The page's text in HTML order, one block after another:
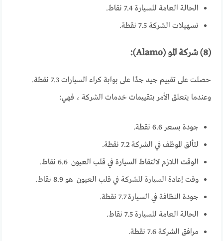
الحالة العامة للسيارة 7.4 نقاط.
تسهيلات الشركة 7.5 نقطة.
(8) شركة المو (Alamo):
حصلت على تقييم جيد جدًا على بوابة كراء السيارات 7.3 نقطة.
وعندما يتعلق الأمر بتقييمات خدمات الشركة ، فهي:
جودة بسعر 6.6 نقطة.
لتألق الموظف في الشركة 7.2 نقطة.
الوقت اللازم لالتقاط السيارة في قلب العيون 6.6 نقاط.
وقت إعادة السيارة للشركة في قلب العيون هو 8.9 نقاط.
جودة النظافة في السيارة 7.7 نقطة.
الحالة العامة للسيارة 7.5 نقاط.
مرافق الشركة 7.6 نقطة.